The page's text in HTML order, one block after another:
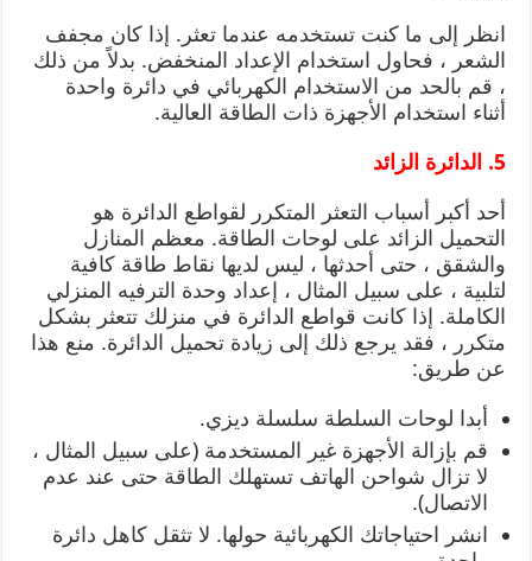
انظر إلى ما كنت تستخدمه عندما تعثر. إذا كان مجفف
الشعر ، فحاول استخدام الإعداد المنخفض. بدلاً من ذلك
، قم بالحد من الاستخدام الكهربائي في دائرة واحدة
أثناء استخدام الأجهزة ذات الطاقة العالية.
5. الدائرة الزائد
أحد أكبر أسباب التعثر المتكرر لقواطع الدائرة هو
التحميل الزائد على لوحات الطاقة. معظم المنازل
والشقق ، حتى أحدثها ، ليس لديها نقاط طاقة كافية
لتلبية ، على سبيل المثال ، إعداد وحدة الترفيه المنزلي
الكاملة. إذا كانت قواطع الدائرة في منزلك تتعثر بشكل
متكرر ، فقد يرجع ذلك إلى زيادة تحميل الدائرة. منع هذا
عن طريق:
أبدا لوحات السلطة سلسلة ديزي.
قم بإزالة الأجهزة غير المستخدمة (على سبيل المثال ،
لا تزال شواحن الهاتف تستهلك الطاقة حتى عند عدم
الاتصال).
انشر احتياجاتك الكهربائية حولها. لا تثقل كاهل دائرة